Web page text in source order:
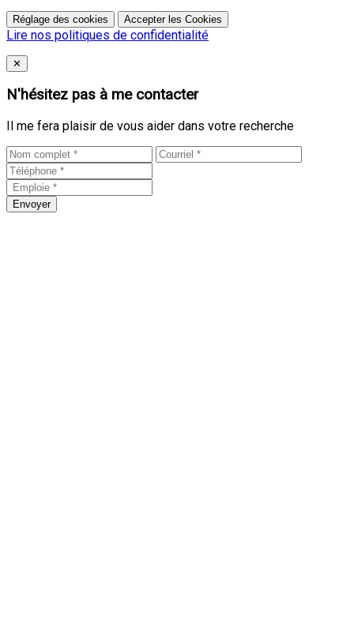
Réglage des cookies Accepter les Cookies
Lire nos politiques de confidentialité
Close
✕
N'hésitez pas à me contacter
Il me fera plaisir de vous aider dans votre recherche
Envoyer